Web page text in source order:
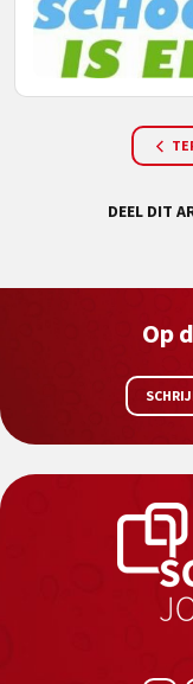
DEEL DIT
Op